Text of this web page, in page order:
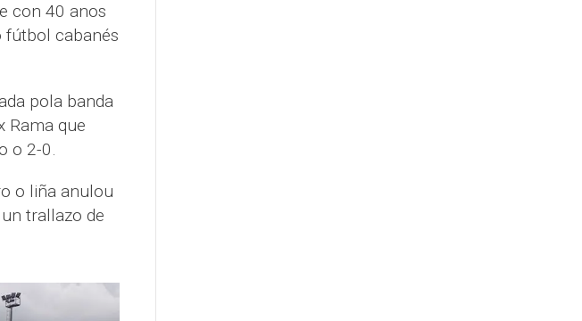
con 40 anos
fútbol cabanés
pola banda
Rama que
o 2-0.
o liña anulou
trallazo de